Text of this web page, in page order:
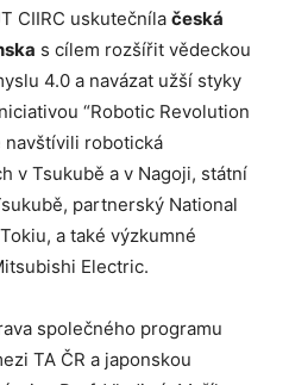
CIIRC uskutečníla česká
s cílem rozšířit vědeckou
4.0 a navázat užší styky
“Robotic Revolution
navštívili robotická
v Tsukubě a v Nagoji, státní
partnerský National
a také výzkumné
Electric.
společného programu
TA ČR a japonskou